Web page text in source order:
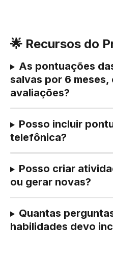
🌟 Recursos do
As pontuações
salvas por 6 meses,
avaliações?
Posso incluir
telefônica?
Posso criar
ou gerar novas?
Quantas
habilidades devo